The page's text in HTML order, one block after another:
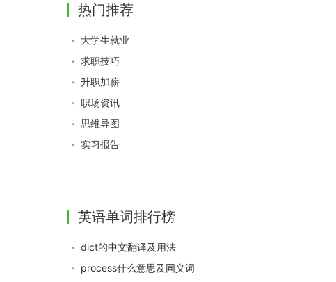
热门推荐
大学生就业
求职技巧
升职加薪
职场资讯
思维导图
实习报告
英语单词排行榜
dict的中文翻译及用法
process什么意思及同义词